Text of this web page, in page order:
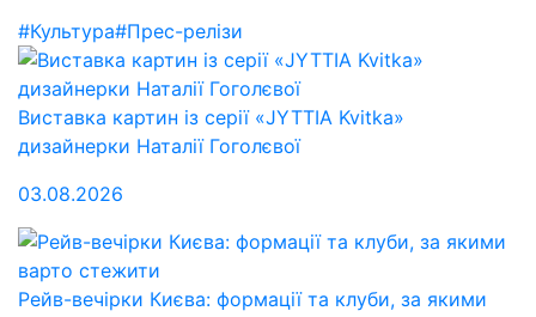
#Культура#Прес-релізи
Виставка картин із серії «JYTTIA Kvitka»
дизайнерки Наталії Гоголєвої
03.08.2026
Рейв-вечірки Києва: формації та клуби, за якими